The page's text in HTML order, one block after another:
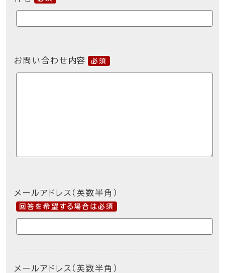
お問い合わせ内容 必須
メールアドレス（英数半角）
回答を希望する場合は必須
メールアドレス（英数半角）